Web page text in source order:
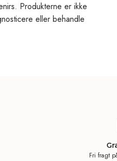
Produkterne er ikke
eller behandle
Fri fragt